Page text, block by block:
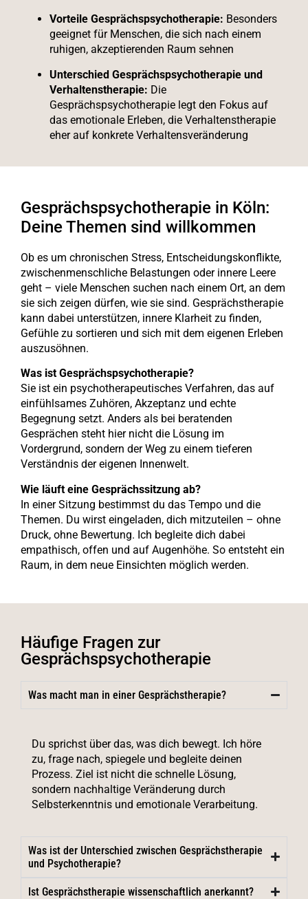
Vorteile Gesprächspsychotherapie: Besonders
geeignet für Menschen, die sich nach einem
ruhigen, akzeptierenden Raum sehnen
Unterschied Gesprächspsychotherapie und
Verhaltenstherapie: Die
Gesprächspsychotherapie legt den Fokus auf
das emotionale Erleben, die Verhaltenstherapie
eher auf konkrete Verhaltensveränderung
Gesprächspsychotherapie in Köln:
Deine Themen sind willkommen
Ob es um chronischen Stress, Entscheidungskonflikte,
zwischenmenschliche Belastungen oder innere Leere
geht – viele Menschen suchen nach einem Ort, an dem
sie sich zeigen dürfen, wie sie sind. Gesprächstherapie
kann dabei unterstützen, innere Klarheit zu finden,
Gefühle zu sortieren und sich mit dem eigenen Erleben
auszusöhnen.
Was ist Gesprächspsychotherapie?
Sie ist ein psychotherapeutisches Verfahren, das auf
einfühlsames Zuhören, Akzeptanz und echte
Begegnung setzt. Anders als bei beratenden
Gesprächen steht hier nicht die Lösung im
Vordergrund, sondern der Weg zu einem tieferen
Verständnis der eigenen Innenwelt.
Wie läuft eine Gesprächssitzung ab?
In einer Sitzung bestimmst du das Tempo und die
Themen. Du wirst eingeladen, dich mitzuteilen – ohne
Druck, ohne Bewertung. Ich begleite dich dabei
empathisch, offen und auf Augenhöhe. So entsteht ein
Raum, in dem neue Einsichten möglich werden.
Häufige Fragen zur
Gesprächspsychotherapie
Was macht man in einer Gesprächstherapie?
Du sprichst über das, was dich bewegt. Ich höre
zu, frage nach, spiegele und begleite deinen
Prozess. Ziel ist nicht die schnelle Lösung,
sondern nachhaltige Veränderung durch
Selbsterkenntnis und emotionale Verarbeitung.
Was ist der Unterschied zwischen Gesprächstherapie
und Psychotherapie?
Ist Gesprächstherapie wissenschaftlich anerkannt?